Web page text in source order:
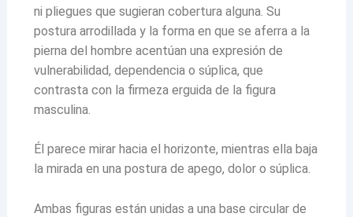
ni pliegues que sugieran cobertura alguna. Su
postura arrodillada y la forma en que se aferra a la
pierna del hombre acentúan una expresión de
vulnerabilidad, dependencia o súplica, que
contrasta con la firmeza erguida de la figura
masculina.
Él parece mirar hacia el horizonte, mientras ella baja
la mirada en una postura de apego, dolor o súplica.
Ambas figuras están unidas a una base circular de